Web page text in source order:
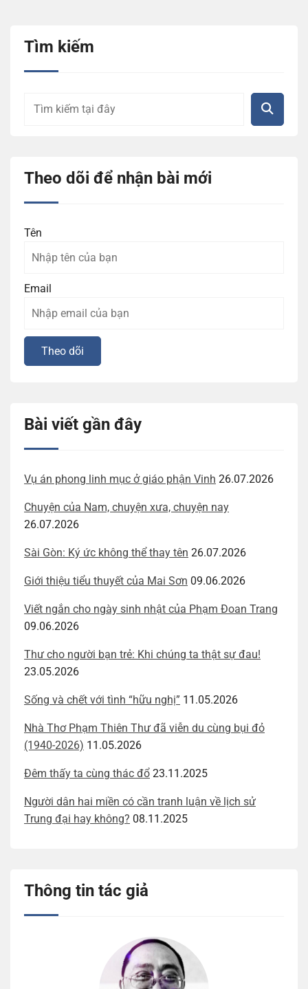
Tìm kiếm
Theo dõi để nhận bài mới
Tên
Email
Bài viết gần đây
Vụ án phong linh mục ở giáo phận Vinh 26.07.2026
Chuyện của Nam, chuyện xưa, chuyện nay
26.07.2026
Sài Gòn: Ký ức không thể thay tên 26.07.2026
Giới thiệu tiểu thuyết của Mai Sơn 09.06.2026
Viết ngắn cho ngày sinh nhật của Phạm Đoan Trang
09.06.2026
Thư cho người bạn trẻ: Khi chúng ta thật sự đau!
23.05.2026
Sống và chết với tình “hữu nghị” 11.05.2026
Nhà Thơ Phạm Thiên Thư đã viễn du cùng bụi đỏ
(1940-2026) 11.05.2026
Đêm thấy ta cùng thác đổ 23.11.2025
Người dân hai miền có cần tranh luận về lịch sử
Trung đại hay không? 08.11.2025
Thông tin tác giả